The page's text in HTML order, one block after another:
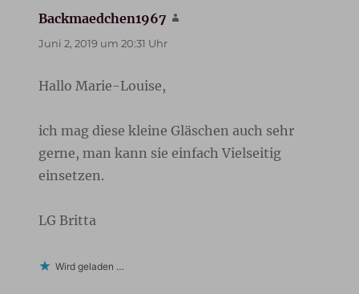
Backmaedchen1967
Juni 2, 2019 um 20:31 Uhr
Hallo Marie-Louise,
ich mag diese kleine Gläschen auch sehr
gerne, man kann sie einfach Vielseitig
einsetzen.
LG Britta
Wird geladen …